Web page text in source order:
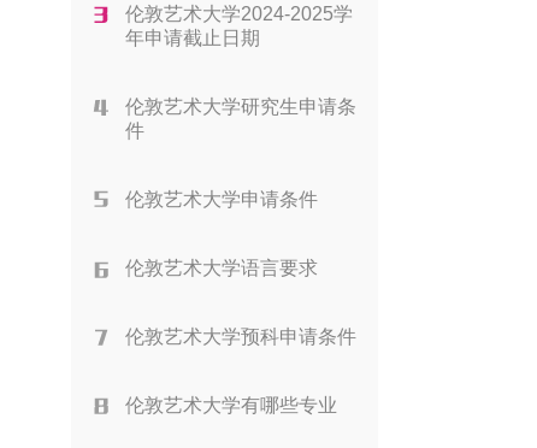
伦敦艺术大学2024-2025学
年申请截止日期
伦敦艺术大学研究生申请条
件
伦敦艺术大学申请条件
伦敦艺术大学语言要求
伦敦艺术大学预科申请条件
伦敦艺术大学有哪些专业